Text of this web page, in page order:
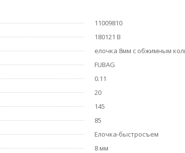
11009810
180121 B
елочка 8мм с обжимным
FUBAG
0.11
20
145
85
Елочка-быстросъем
8 мм